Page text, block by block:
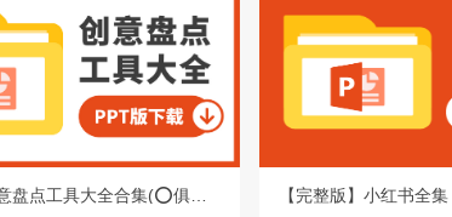
【完整版】小红书全集